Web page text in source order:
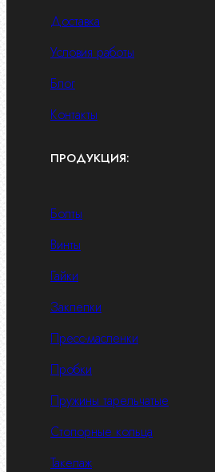
Доставка
Условия работы
Блог
Контакты
ПРОДУКЦИЯ:
Болты
Винты
Гайки
Заклепки
Пресс-масленки
Пробки
Пружины тарельчатые
Стопорные кольца
Такелаж